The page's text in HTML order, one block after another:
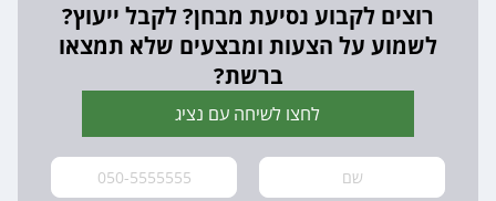
רוצים לקבוע נסיעת מבחן? לקבל ייעוץ?
לשמוע על הצעות ומבצעים שלא תמצאו
ברשת?
לחצו לשיחה עם נציג